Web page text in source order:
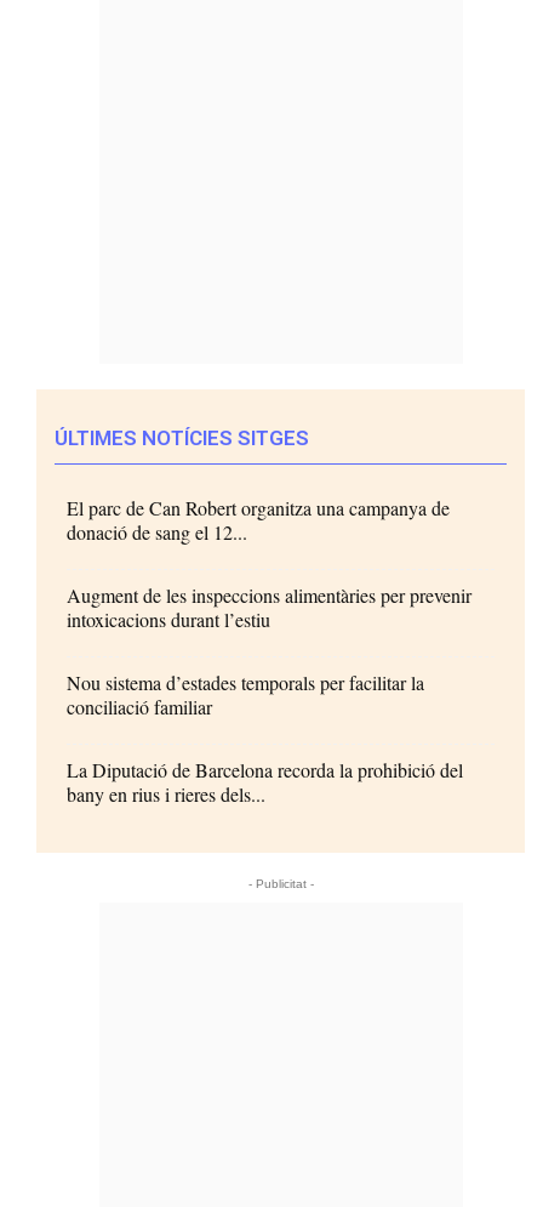
ÚLTIMES NOTÍCIES SITGES
El parc de Can Robert organitza una campanya de
donació de sang el 12...
Augment de les inspeccions alimentàries per prevenir
intoxicacions durant l’estiu
Nou sistema d’estades temporals per facilitar la
conciliació familiar
La Diputació de Barcelona recorda la prohibició del
bany en rius i rieres dels...
- Publicitat -